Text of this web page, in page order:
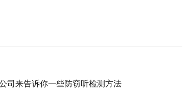
司来告诉你一些防窃听检测方法